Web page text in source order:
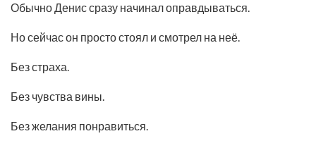
Обычно Денис сразу начинал оправдываться.
Но сейчас он просто стоял и смотрел на неё.
Без страха.
Без чувства вины.
Без желания понравиться.